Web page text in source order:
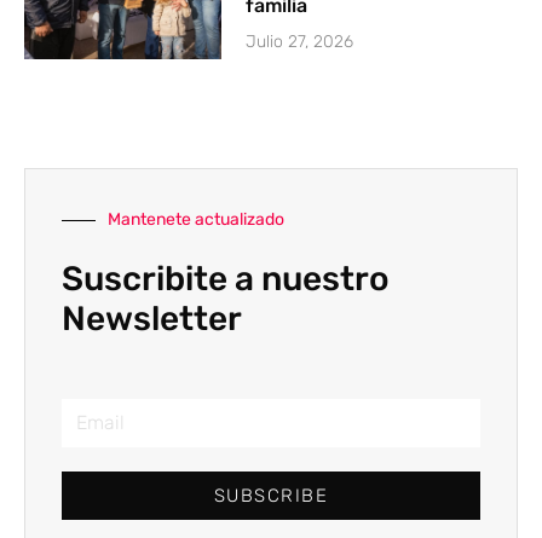
familia
Julio 27, 2026
Mantenete actualizado
Suscribite a nuestro
Newsletter
SUBSCRIBE